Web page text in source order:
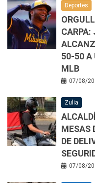
Deportes
CARPA:
50-50 A
MLB
07/08/
Zulia
MESAS
DE
07/08/